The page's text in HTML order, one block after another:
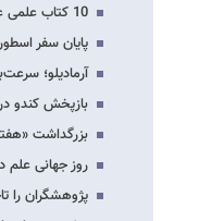
10 کتاب علمی عمومی که دنیا را تغییر داد!
پایان سفر
آرمادیلو؛
بازپخش کندو
بزرگداشت
روز جهانی
پژوهشگران را